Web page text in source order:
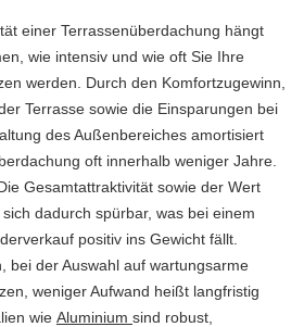
einer Terrassenüberdachung hängt
wie intensiv und wie oft Sie Ihre
werden. Durch den Komfortzugewinn,
Terrasse sowie die Einsparungen bei
des Außenbereiches amortisiert
oft innerhalb weniger Jahre.
Gesamtattraktivität sowie der Wert
dadurch spürbar, was bei einem
positiv ins Gewicht fällt.
bei der Auswahl auf wartungsarme
weniger Aufwand heißt langfristig
wie Aluminium sind robust,